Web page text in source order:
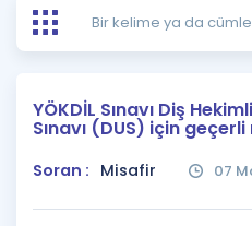
Ücretsiz Kaynaklar
Puan Hesaplama
Rehberlik Aracı
ÖSYM Sınav Takvimi
Blog
Hakkımızda
YÖKDİL Sınavı Diş
Sınavı (DUS) için geçerli
Soran : Misafir 07